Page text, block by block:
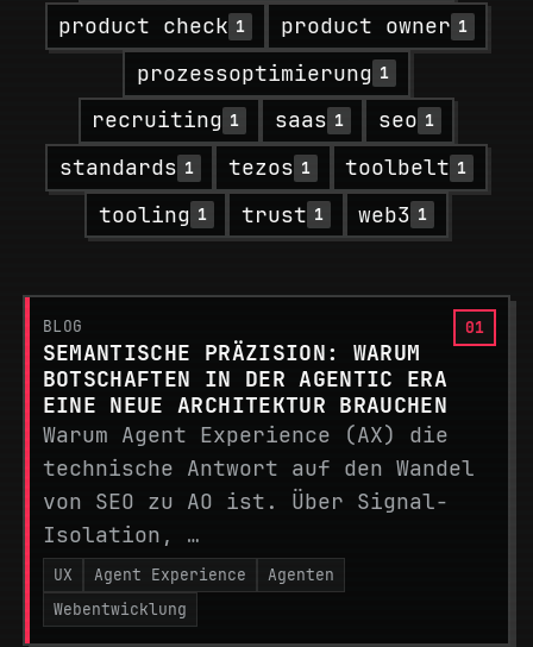
product check 1 product owner 1
prozessoptimierung 1
recruiting 1 saas 1 seo 1
standards 1 tezos 1 toolbelt 1
tooling 1 trust 1 web3 1
BLOG
SEMANTISCHE PRÄZISION: WARUM
BOTSCHAFTEN IN DER AGENTIC ERA
EINE NEUE ARCHITEKTUR BRAUCHEN
Warum Agent Experience (AX) die
technische Antwort auf den Wandel
von SEO zu AO ist. Über Signal-
Isolation, …
UX Agent Experience
Agenten
Webentwicklung